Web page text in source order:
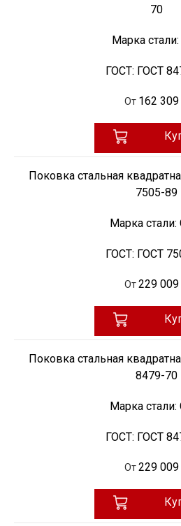
70
Марка стали:
ГОСТ: ГОСТ
От 162
Поковка стальная
7505-89
Марка стали:
ГОСТ: ГОСТ
От 229
Поковка стальная
8479-70
Марка стали:
ГОСТ: ГОСТ
От 229